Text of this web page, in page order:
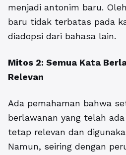
menjadi antonim baru.
baru tidak terbatas pada
diadopsi dari bahasa lain.
Mitos 2: Semua Kata
Relevan
Ada pemahaman bahwa
berlawanan yang telah
tetap relevan dan
Namun, seiring dengan